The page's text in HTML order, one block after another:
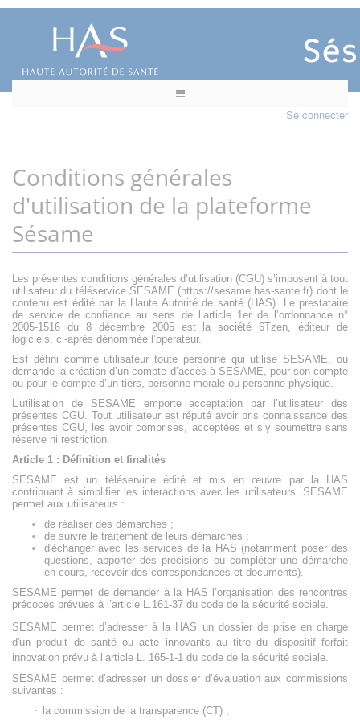
Se connecter
Conditions générales
d'utilisation de la plateforme
Sésame
Les présentes conditions générales d’utilisation (CGU) s’imposent à tout
utilisateur du téléservice SESAME (https://sesame.has-sante.fr) dont le
contenu est édité par la Haute Autorité de santé (HAS). Le prestataire
de service de confiance au sens de l’article 1er de l’ordonnance n°
2005-1516 du 8 décembre 2005 est la société 6Tzen, éditeur de
logiciels, ci-après dénommée l’opérateur.
Est défini comme utilisateur toute personne qui utilise SESAME, ou
demande la création d’un compte d’accès à SESAME, pour son compte
ou pour le compte d’un tiers, personne morale ou personne physique.
L’utilisation de SESAME emporte acceptation par l’utilisateur des
présentes CGU. Tout utilisateur est réputé avoir pris connaissance des
présentes CGU, les avoir comprises, acceptées et s’y soumettre sans
réserve ni restriction.
Article 1 : Définition et finalités
SESAME est un téléservice édité et mis en œuvre par la HAS
contribuant à simplifier les interactions avec les utilisateurs. SESAME
permet aux utilisateurs :
de réaliser des démarches ;
de suivre le traitement de leurs démarches ;
d'échanger avec les services de la HAS (notamment poser des
questions, apporter des précisions ou compléter une démarche
en cours, recevoir des correspondances et documents).
SESAME permet de demander à la HAS l’organisation des rencontres
précoces prévues à l’article L.161-37 du code de la sécurité sociale.
SESAME permet d’adresser à la HAS un dossier de prise en charge
d'un produit de santé ou acte innovants au titre du dispositif forfait
innovation prévu à l’article L. 165-1-1 du code de la sécurité sociale.
SESAME permet d’adresser un dossier d’évaluation aux commissions
suivantes :
·
la commission de la transparence (CT) ;